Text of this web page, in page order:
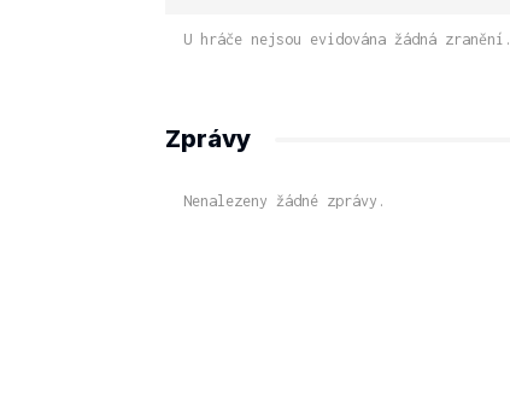
U hráče nejsou evidována žádná zranění.
Zprávy
Nenalezeny žádné zprávy.